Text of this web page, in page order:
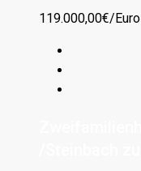
119.000,00€/Euro